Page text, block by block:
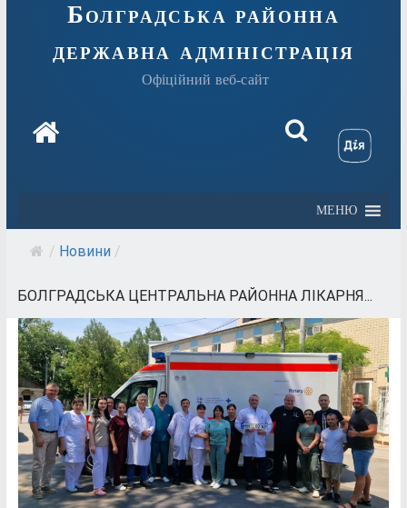
Болградська районна
державна адміністрація
Офіційний веб-сайт
МЕНЮ
/ Новини /
БОЛГРАДСЬКА ЦЕНТРАЛЬНА РАЙОННА ЛІКАРНЯ...